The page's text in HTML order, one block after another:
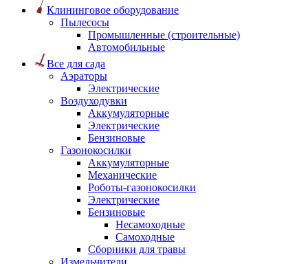
Клининговое оборудование
Пылесосы
Промышленные (строительные)
Автомобильные
Все для сада
Аэраторы
Электрические
Воздуходувки
Аккумуляторные
Электрические
Бензиновые
Газонокосилки
Аккумуляторные
Механические
Роботы-газонокосилки
Электрические
Бензиновые
Несамоходные
Самоходные
Сборники для травы
Измельчители